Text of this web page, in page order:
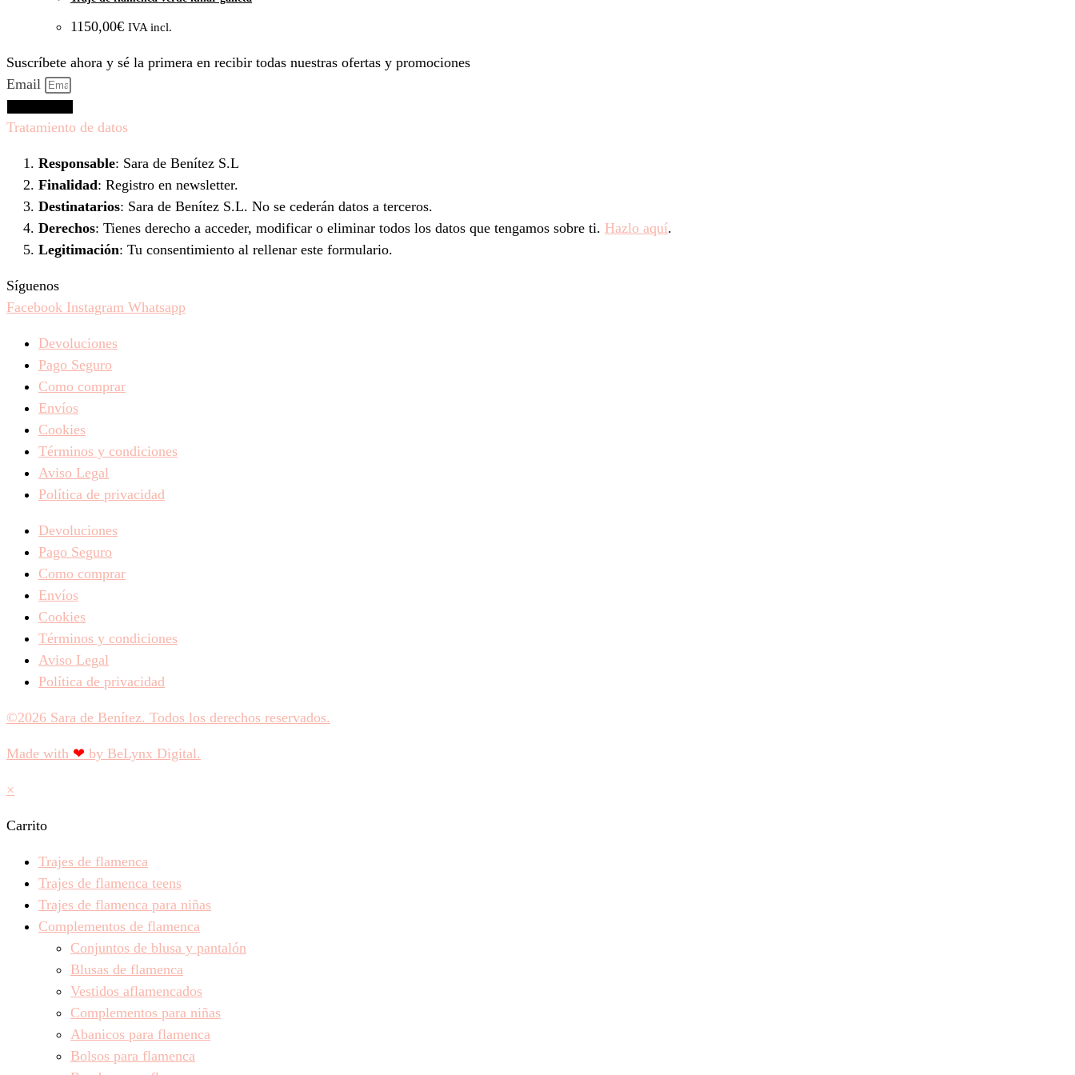
1150,00€ IVA incl.
Suscríbete ahora y sé la primera en recibir todas nuestras ofertas y promociones
Email
Tratamiento de datos
Responsable: Sara de Benítez S.L
Finalidad: Registro en newsletter.
Destinatarios: Sara de Benítez S.L. No se cederán datos a terceros.
Derechos: Tienes derecho a acceder, modificar o eliminar todos los datos que tengamos sobre ti. Hazlo aquí.
Legitimación: Tu consentimiento al rellenar este formulario.
Síguenos
Facebook Instagram Whatsapp
Devoluciones
Pago Seguro
Como comprar
Envíos
Cookies
Términos y condiciones
Aviso Legal
Política de privacidad
Devoluciones
Pago Seguro
Como comprar
Envíos
Cookies
Términos y condiciones
Aviso Legal
Política de privacidad
©2026 Sara de Benítez. Todos los derechos reservados.
Made with ❤ by BeLynx Digital.​​
×
Carrito
Trajes de flamenca
Trajes de flamenca teens
Trajes de flamenca para niñas
Complementos de flamenca
Conjuntos de blusa y pantalón
Blusas de flamenca
Vestidos aflamencados
Complementos para niñas
Abanicos para flamenca
Bolsos para flamenca